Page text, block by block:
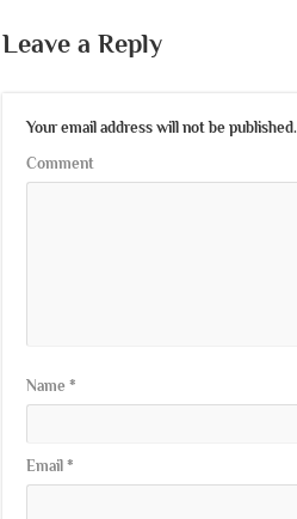
Leave a Reply
Your email address will not be published.
Comment
Name*
Email*